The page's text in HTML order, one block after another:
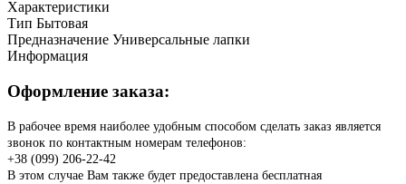
Характеристики
Тип Бытовая
Предназначение Универсальные лапки
Информация
Оформление заказа:
В рабочее время наиболее удобным способом сделать заказ является
звонок по контактным номерам телефонов:
+38 (099) 206-22-42
В этом случае Вам также будет предоставлена бесплатная